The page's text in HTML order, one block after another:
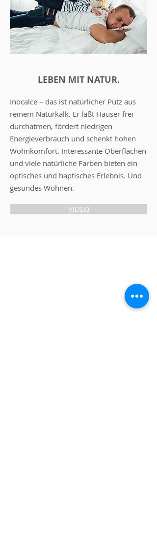
LEBEN MIT NATUR.
Inocalce – das ist natürlicher Putz aus
reinem Naturkalk. Er läßt Häuser frei
durchatmen, fördert niedrigen
Energieverbrauch und schenkt hohen
Wohnkomfort. Interessante Oberflächen
und viele natürliche Farben bieten ein
optisches und haptisches Erlebnis. Und
gesundes Wohnen.
VIDEO